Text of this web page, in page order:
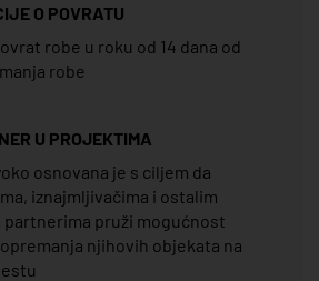
O POVRATU
robe u roku od 14 dana od
robe
U PROJEKTIMA
osnovana je s ciljem da
iznajmljivačima i ostalim
partnerima pruži mogućnost
njihovih objekata na